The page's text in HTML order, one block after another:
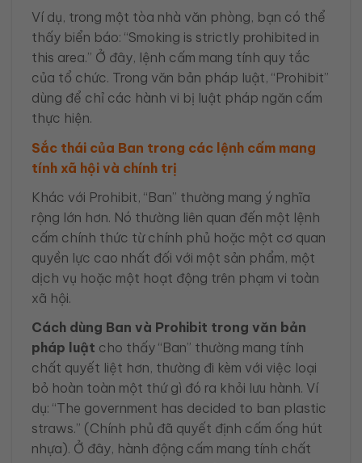
Ví dụ, trong một tòa nhà văn phòng, bạn có thể
thấy biển báo: “Smoking is strictly prohibited in
this area.” Ở đây, lệnh cấm mang tính quy tắc
của tổ chức. Trong văn bản pháp luật, “Prohibit”
dùng để chỉ các hành vi bị luật pháp ngăn cấm
thực hiện.
Sắc thái của Ban trong các lệnh cấm mang
tính xã hội và chính trị
Khác với Prohibit, “Ban” thường mang ý nghĩa
rộng lớn hơn. Nó thường liên quan đến một lệnh
cấm chính thức từ chính phủ hoặc một cơ quan
quyền lực cao nhất đối với một sản phẩm, một
dịch vụ hoặc một hoạt động trên phạm vi toàn
xã hội.
Cách dùng Ban và Prohibit trong văn bản
pháp luật cho thấy “Ban” thường mang tính
chất quyết liệt hơn, thường đi kèm với việc loại
bỏ hoàn toàn một thứ gì đó ra khỏi lưu hành. Ví
dụ: “The government has decided to ban plastic
straws.” (Chính phủ đã quyết định cấm ống hút
nhựa). Ở đây, hành động cấm mang tính chất